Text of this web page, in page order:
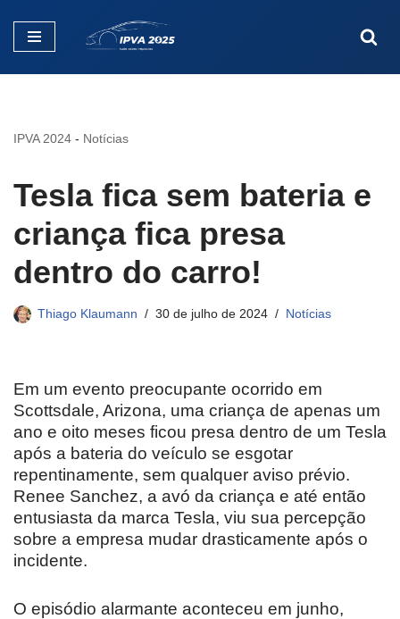
Pular
IPVA 2024 - Notícias
Tesla fica sem bateria e
criança fica presa
dentro do carro!
Thiago Klaumann 30 de julho de 2024 Notícias
Em um evento preocupante ocorrido em
Scottsdale, Arizona, uma criança de apenas um
ano e oito meses ficou presa dentro de um Tesla
após a bateria do veículo se esgotar
repentinamente, sem qualquer aviso prévio.
Renee Sanchez, a avó da criança e até então
entusiasta da marca Tesla, viu sua percepção
sobre a empresa mudar drasticamente após o
incidente.
O episódio alarmante aconteceu em junho,